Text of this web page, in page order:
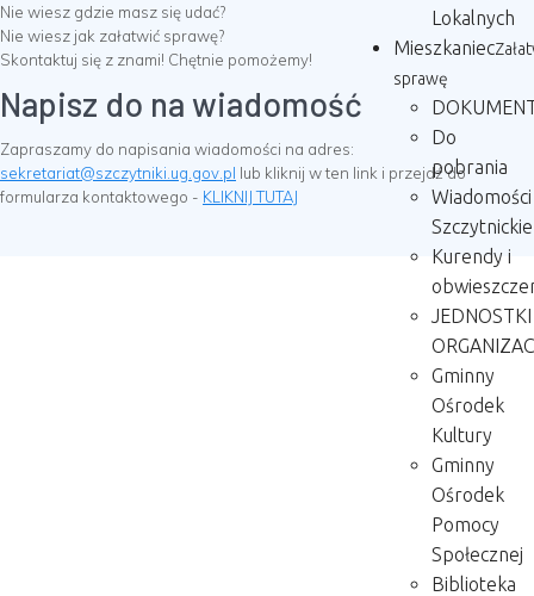
Lokalnych
Mieszkaniec
sprawę
Do
pobrania
Wiadomości
Szczytnickie
Kurendy i
JEDNOSTKI
Gminny
Ośrodek
Kultury
Gminny
Ośrodek
Pomocy
Społecznej
Biblioteka
Nie wiesz gdzie masz się udać?
Nie wiesz jak załatwić sprawę?
Skontaktuj się z znami! Chętnie pomożemy!
Napisz do na wiadomość
Zapraszamy do napisania wiadomości na adres:
sekretariat@szczytniki.ug.gov.pl lub kliknij w ten link i przejdź do
formularza kontaktowego - KLIKNIJ TUTAJ